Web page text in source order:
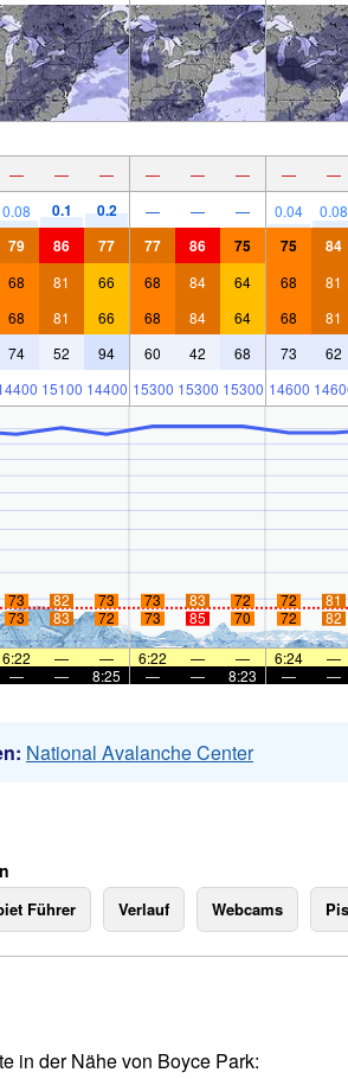
— — — — — — — —
0.08 0.1 0.2 — — — 0.04 0.08
79 86 77 77 86 75 75 84
68 81 66 68 84 64 68 81
68 81 66 68 84 64 68 81
74 52 94 60 42 68 73 62
15100 14400 15300 15300 15300 14600
73 82 73 73 83 72 72 81
73 83 72 73 85 70 72 82
6:22 — — 6:22 — — 6:24 —
— — 8:25 — — 8:23 — —
National Avalanche Center
Führer Verlauf Webcams
in der Nähe von Boyce Park: